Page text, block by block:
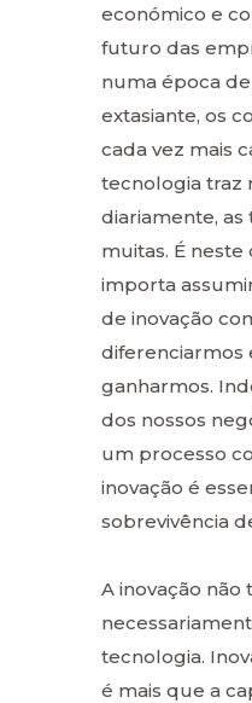
económico e
futuro das
numa época
extasiante, os
cada vez mais
tecnologia traz
diariamente, as
muitas. É
importa
de inovação
diferenciarmos
ganharmos.
dos nossos
um processo
inovação é
sobrevivência
A inovação não
tecnologia.
é mais que a